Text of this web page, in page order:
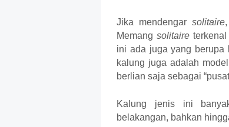
Jika mendengar solitaire
Memang solitaire
ini ada juga yang berupa
kalung juga adalah model
berlian saja sebagai
Kalung jenis ini
belakangan, bahkan